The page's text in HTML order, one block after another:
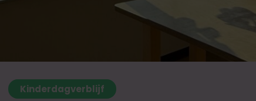
Kinderdagverblijf